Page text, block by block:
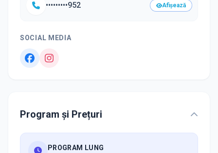
•••••••••952 Afișează
SOCIAL MEDIA
Program și Prețuri
PROGRAM LUNG